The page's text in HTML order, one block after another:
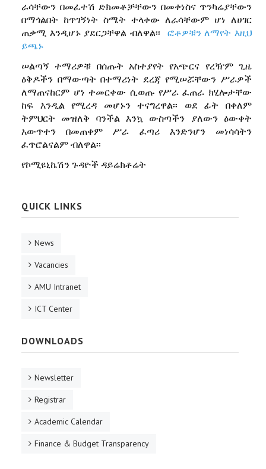
ራሳቸውን በመፈተሽ ድክመቶቻቸውን በመቀነስና ጥንካሬያቸውን
በማጎልበት ከጥገኝነት ስሜት ተላቀው ለራሳቸውም ሆነ ለሀገር
ጠቃሚ እንዲሆኑ ያደርጋቸዋል ብለዋል፡፡
ፎቶዎቹን ለማየት እዚህ
ይጫኑ
ሠልጣኝ ተማሪዎቹ በሰጡት አስተያየት የአጭርና የረዥም ጊዜ
ዕቅዶችን በማውጣት በተማሪነት ደረጃ የሚሠሯቸውን ሥራዎች
ለማጠናከርም ሆነ ተመርቀው ሲወጡ የሥራ ፈጠራ ክሂሎታቸው
ከፍ እንዲል የሚረዳ መሆኑን ተናግረዋል፡፡ ወደ ፊት በቀለም
ትምህርት መዝለቅ ባንችል እንኳ ውስጣችን ያለውን ዕውቀት
አውጥተን በመጠቀም ሥራ ፈጣሪ እንድንሆን መነሳሳትን
ፈጥሮልናልም ብለዋል፡፡
የኮሚዩኒኬሽን ጉዳዮች ዳይሬክቶሬት
QUICK LINKS
News
Vacancies
AMU Intranet
ICT Center
DOWNLOADS
Newsletter
Registrar
Academic Calendar
Finance & Budget Transparency